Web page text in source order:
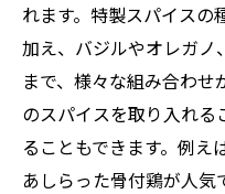
れます。特製スパイスの
加え、バジルやオレガノ
まで、様々な組み合わ
のスパイスを取り入れる
ることもできます。例え
あしらった骨付鶏が人気